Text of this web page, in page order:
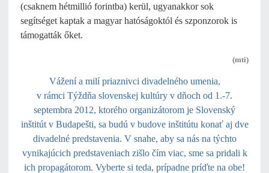
(csaknem hétmillió forintba) kerül, ugyanakkor sok
segítséget kaptak a magyar hatóságoktól és szponzorok is
támogatták őket.
(mti)
Vážení a milí priaznivci divadelného umenia,
v rámci Týždňa slovenskej kultúry v dňoch od 1.-7.
septembra 2012, ktorého organizátorom je Slovenský
inštitút v Budapešti, sa budú v budove inštitútu konať aj dve
divadelné predstavenia. V snahe, aby sa nás na týchto
vynikajúcich predstaveniach zišlo čím viac, sme sa pridali k
ich propagátorom. Vyberte si teda, prípadne príďte na obe!